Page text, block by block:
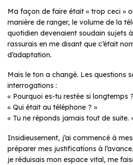
Ma façon de faire était « trop ceci »
manière de ranger, le volume de la
quotidien devenaient soudain sujets
rassurais en me disant que c’était
d’adaptation.
Mais le ton a changé. Les questions
interrogations :
« Pourquoi es-tu restée si longtemps
« Qui était au téléphone ? »
« Tu ne réponds jamais tout de suite.
Insidieusement, j’ai commencé à
préparer mes justifications à
je réduisais mon espace vital, me